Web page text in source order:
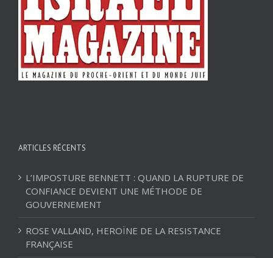
ARTICLES RÉCENTS
L’IMPOSTURE BENNETT : QUAND LA RUPTURE DE
CONFIANCE DEVIENT UNE MÉTHODE DE
GOUVERNEMENT
ROSE VALLAND, HEROÏNE DE LA RESISTANCE
FRANÇAISE